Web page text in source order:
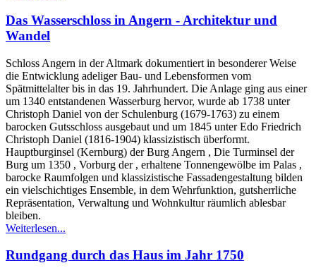
Das Wasserschloss in Angern - Architektur und
Wandel
Schloss Angern in der Altmark dokumentiert in besonderer Weise
die Entwicklung adeliger Bau- und Lebensformen vom
Spätmittelalter bis in das 19. Jahrhundert. Die Anlage ging aus einer
um 1340 entstandenen Wasserburg hervor, wurde ab 1738 unter
Christoph Daniel von der Schulenburg (1679-1763) zu einem
barocken Gutsschloss ausgebaut und um 1845 unter Edo Friedrich
Christoph Daniel (1816-1904) klassizistisch überformt.
Hauptburginsel (Kernburg) der Burg Angern , Die Turminsel der
Burg um 1350 , Vorburg der , erhaltene Tonnengewölbe im Palas ,
barocke Raumfolgen und klassizistische Fassadengestaltung bilden
ein vielschichtiges Ensemble, in dem Wehrfunktion, gutsherrliche
Repräsentation, Verwaltung und Wohnkultur räumlich ablesbar
bleiben.
Weiterlesen...
Rundgang durch das Haus im Jahr 1750